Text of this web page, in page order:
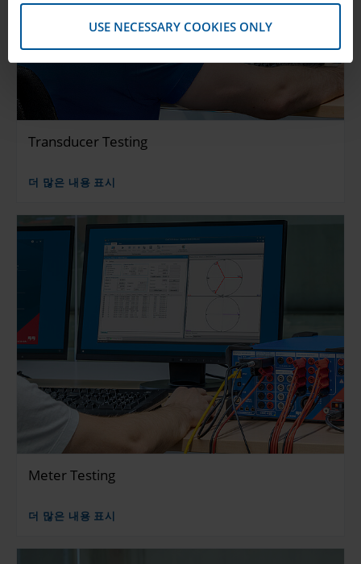
USE NECESSARY COOKIES ONLY
Transducer Testing
더 많은 내용 표시
Meter Testing
더 많은 내용 표시